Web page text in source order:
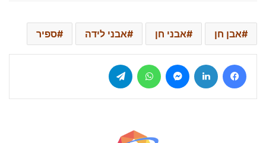
אבן חן אבני חן אבני לידה ספיר
Facebook
LinkedIn
Messenger
WhatsApp